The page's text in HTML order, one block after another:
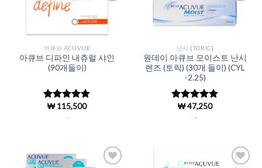
Wishlist
아큐브 ACUVUE
아큐브 디파인 내츄럴 샤인
(90개들이)
5 중에서
로 평
₩115,500
Add to
Wishlist
난시 [TORIC]
원데이 아큐브 모이스트 난시
렌즈 (토릭) (30개 들이) (CYL
-2.25)
5 중에서
로 평가됨
₩47,250